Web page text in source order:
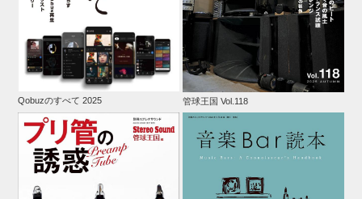
Qobuzのすべて 2025 管球王国 Vol.118